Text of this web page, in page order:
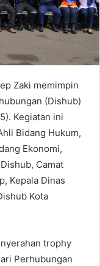
Zaki memimpin
(Dishub)
Kegiatan ini
Bidang Hukum,
Ekonomi,
Camat
Kepala Dinas
Kota
trophy
Perhubungan